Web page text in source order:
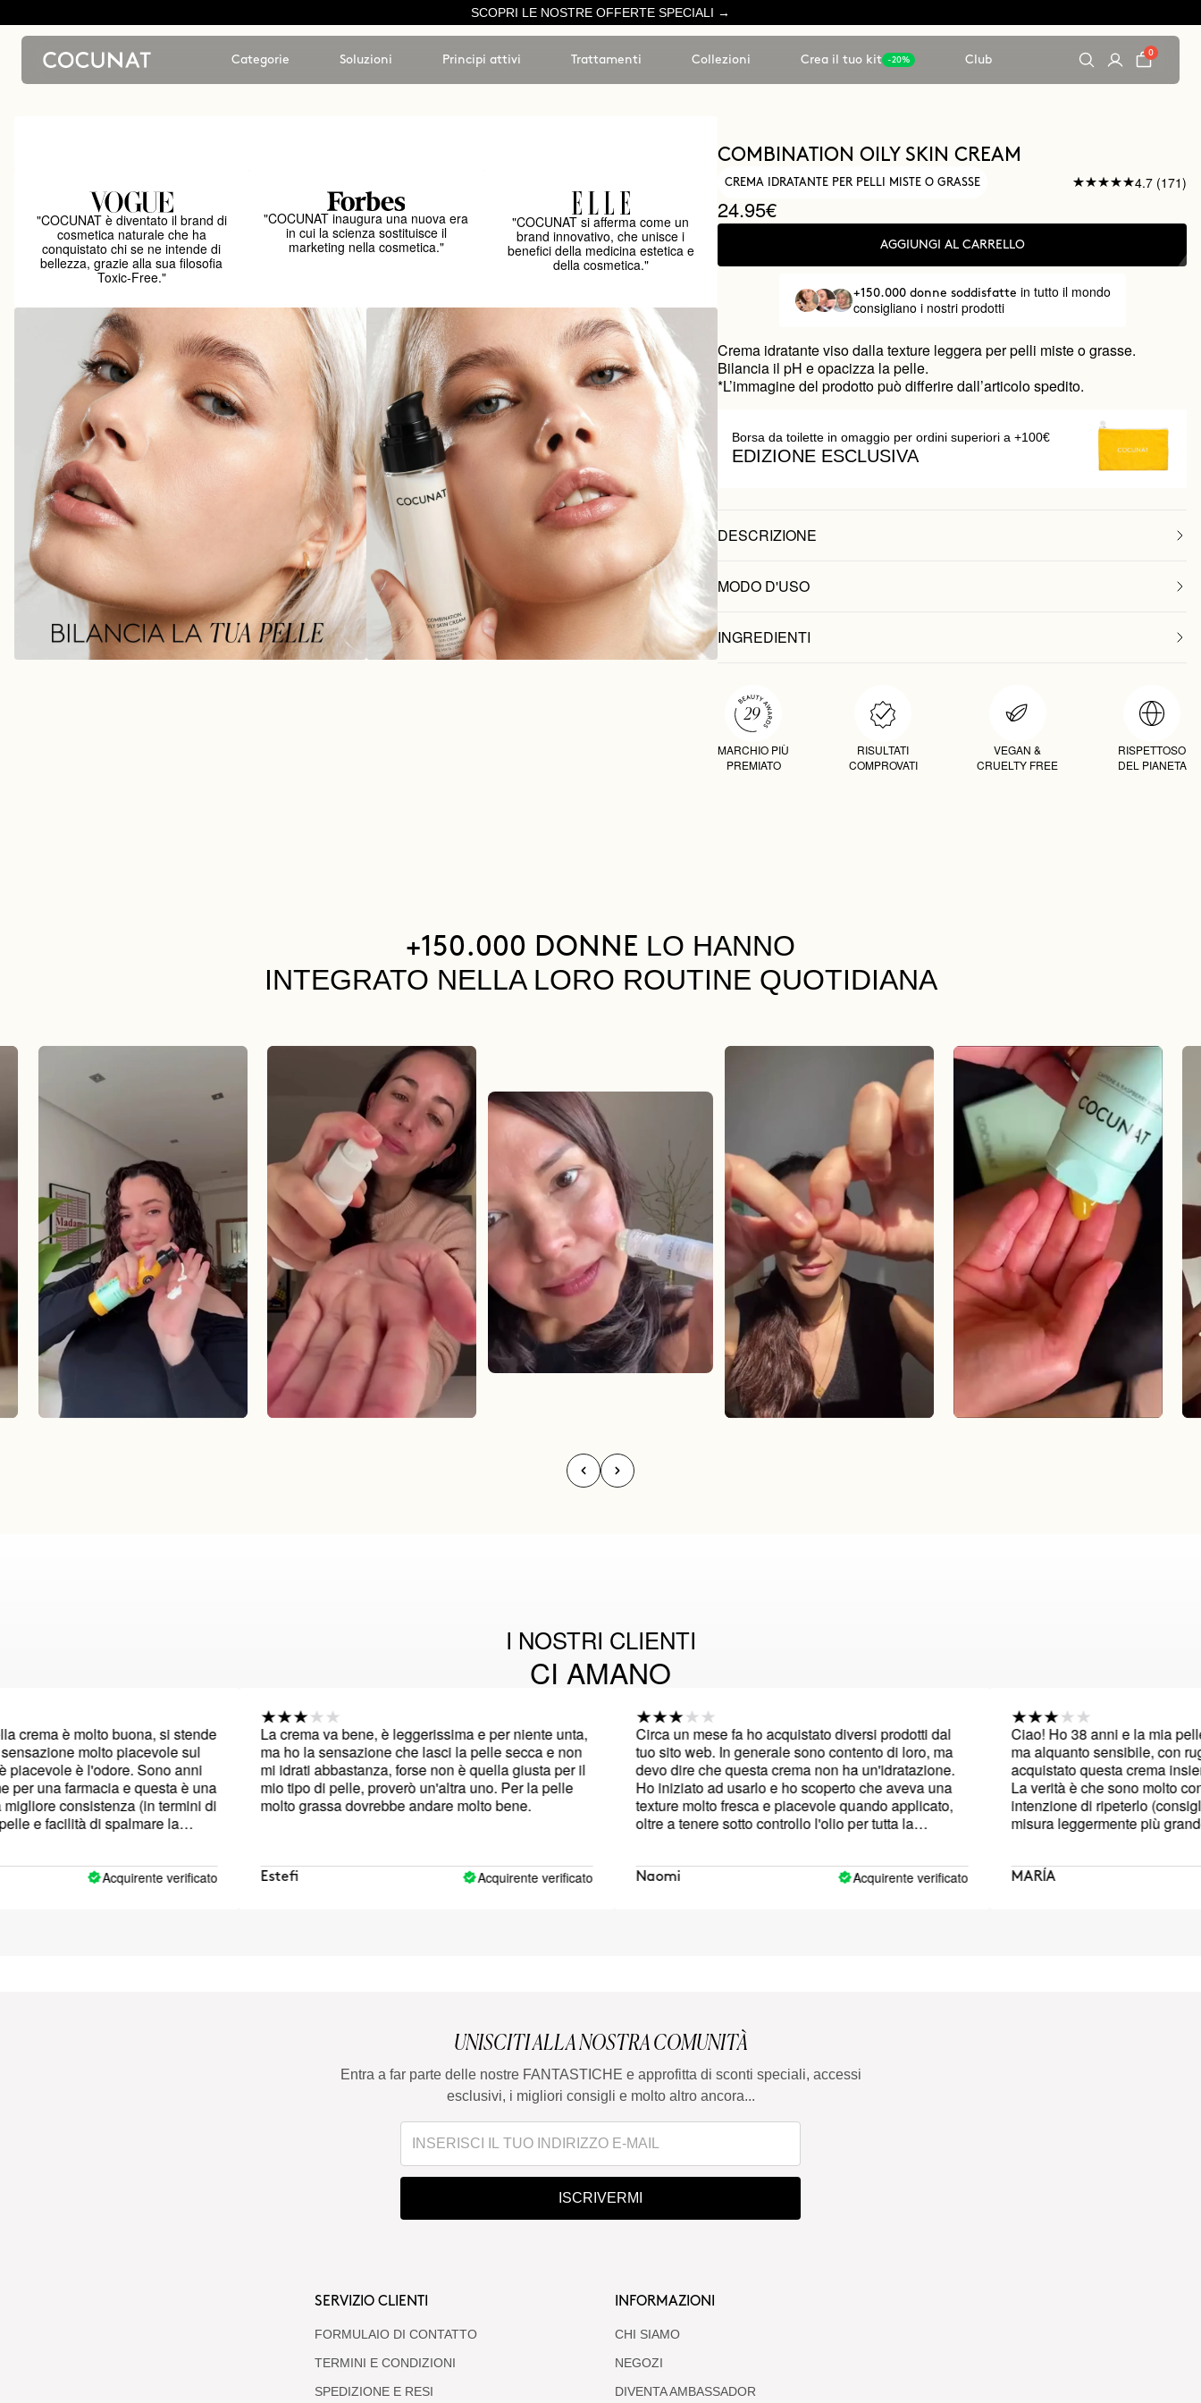
SCOPRI LE NOSTRE OFFERTE SPECIALI →
Categorie Soluzioni Principi attivi Trattamenti Collezioni Crea il tuo kit -20% Club
0
"COCUNAT è diventato il brand di
cosmetica naturale che ha
conquistato chi se ne intende di
bellezza, grazie alla sua filosofia
Toxic-Free."
"COCUNAT inaugura una nuova era
in cui la scienza sostituisce il
marketing nella cosmetica."
"COCUNAT si afferma come un
brand innovativo, che unisce i
benefici della medicina estetica e
della cosmetica."
COMBINATION OILY SKIN CREAM
CREMA IDRATANTE PER PELLI MISTE O GRASSE 4.7 (171)
24.95€
AGGIUNGI AL CARRELLO
+150.000 donne soddisfatte in tutto il mondo
consigliano i nostri prodotti
Crema idratante viso dalla texture leggera per pelli miste o grasse.
Bilancia il pH e opacizza la pelle.
*L’immagine del prodotto può differire dall’articolo spedito.
Borsa da toilette in omaggio per ordini superiori a +100€
EDIZIONE ESCLUSIVA
DESCRIZIONE
MODO D'USO
INGREDIENTI
MARCHIO PIÙ
PREMIATO
RISULTATI
COMPROVATI
VEGAN &
CRUELTY FREE
RISPETTOSO
DEL PIANETA
+150.000 DONNE LO HANNO
INTEGRATO NELLA LORO ROUTINE QUOTIDIANA
I NOSTRI CLIENTI
CI AMANO
è molto buona, si stende
molto piacevole sul
è l'odore. Sono anni
farmacia e questa è una
consistenza (in termini di
di spalmare la
carica e forte e troppo
Acquirente verificato
La crema va bene, è leggerissima e per niente unta,
ma ho la sensazione che lasci la pelle secca e non
mi idrati abbastanza, forse non è quella giusta per il
mio tipo di pelle, proverò un'altra uno. Per la pelle
molto grassa dovrebbe andare molto bene.
Estefi Acquirente verificato
Circa un mese fa ho acquistato diversi prodotti dal
tuo sito web. In generale sono contento di loro, ma
devo dire che questa crema non ha un'idratazione.
Ho iniziato ad usarlo e ho scoperto che aveva una
texture molto fresca e piacevole quando applicato,
oltre a tenere sotto controllo l'olio per tutta la
secca. Alcuni giorni dopo ho visto che la zona del
Naomi Acquirente verificato
Ciao! Ho 38 anni e la mia pelle è
ma alquanto sensibile, con rughe
acquistato questa crema insieme al
La verità è che sono molto contento
intenzione di ripeterlo (consiglierei
misura leggermente più grande
mia pelle fosse minore quando la
MARÍA
UNISCITI ALLA NOSTRA COMUNITÀ
Entra a far parte delle nostre FANTASTICHE e approfitta di sconti speciali, accessi
esclusivi, i migliori consigli e molto altro ancora...
ISCRIVERMI
SERVIZIO CLIENTI
FORMULAIO DI CONTATTO
TERMINI E CONDIZIONI
SPEDIZIONE E RESI
INFORMAZIONI
CHI SIAMO
NEGOZI
DIVENTA AMBASSADOR